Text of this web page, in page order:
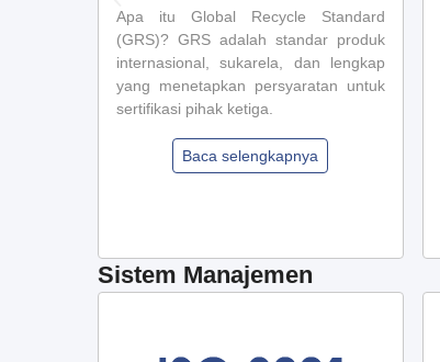
Apa itu Global Recycle Standard
(GRS)? GRS adalah standar produk
internasional, sukarela, dan lengkap
yang menetapkan persyaratan untuk
sertifikasi pihak ketiga.
Baca selengkapnya
Sistem Manajemen